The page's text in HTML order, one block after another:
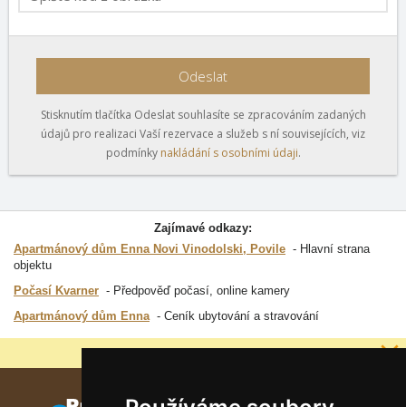
Odeslat
Stisknutím tlačítka Odeslat souhlasíte se zpracováním zadaných
údajů pro realizaci Vaší rezervace a služeb s ní souvisejících, viz
podmínky nakládání s osobními údaji.
Zajímavé odkazy:
Apartmánový dům Enna Novi Vinodolski, Povile
Hlavní strana
objektu
Počasí Kvarner
Předpověď počasí, online kamery
Apartmánový dům Enna
Ceník ubytování a stravování